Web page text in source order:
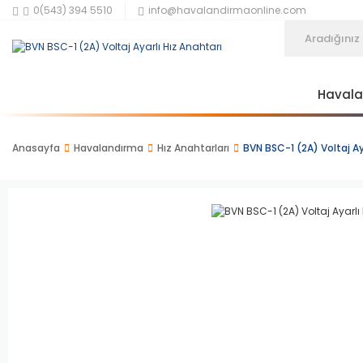
0(543) 394 5510 info@havalandirmaonline.com
Anasayfa Havalandırma Hız Anahtarları BVN BSC-1 (2A) Voltaj